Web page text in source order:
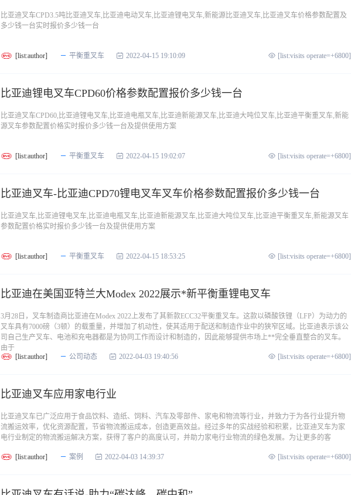
比亚迪叉车CPD3.5吨比亚迪叉车,比亚迪电动叉车,比亚迪锂电叉车,新能源比亚迪叉车,比亚迪叉车价格参数配置及
多少钱一台实时报价多少钱一台
[list:author] 平衡重叉车 2022-04-15 19:10:09 [list:visits operate=+6800]
比亚迪锂电叉车CPD60价格参数配置报价多少钱一台
比亚迪叉车CPD60,比亚迪锂电叉车,比亚迪电瓶叉车,比亚迪新能源叉车,比亚迪大吨位叉车,比亚迪平衡重叉车,新能
源叉车参数配置价格实时报价多少钱一台及提供使用方案
[list:author] 平衡重叉车 2022-04-15 19:02:07 [list:visits operate=+6800]
比亚迪叉车-比亚迪CPD70锂电叉车叉车价格参数配置报价多少钱一台
比亚迪叉车,比亚迪锂电叉车,比亚迪电瓶叉车,比亚迪新能源叉车,比亚迪大吨位叉车,比亚迪平衡重叉车,新能源叉车
参数配置价格实时报价多少钱一台及提供使用方案
[list:author] 平衡重叉车 2022-04-15 18:53:25 [list:visits operate=+6800]
比亚迪在美国亚特兰大Modex 2022展示*新平衡重锂电叉车
3月28日，叉车制造商比亚迪在Modex 2022上发布了其新款ECC32平衡重叉车。这款以磷酸铁锂（LFP）为动力的
叉车具有7000磅（3顿）的载重量，并增加了机动性，使其适用于配送和制造作业中的狭窄区域。比亚迪表示该公
司自己生产叉车、电池和充电器都是为协同工作而设计和制造的，因此能够提供市场上**完全垂直整合的叉车。
由于
[list:author]
公司动态 2022-04-03 19:40:56 [list:visits operate=+6800]
比亚迪叉车应用家电行业
比亚迪叉车已广泛应用于食品饮料、造纸、饲料、汽车及零部件、家电和物流等行业，并致力于为各行业提升物
流搬运效率，优化资源配置，节省物流搬运成本，创造更高效益。经过多年的实战经验和积累，比亚迪叉车为家
电行业制定的物流搬运解决方案，获得了客户的高度认可，并助力家电行业物流的绿色发展。为让更多的客
[list:author] 案例 2022-04-03 14:39:37 [list:visits operate=+6800]